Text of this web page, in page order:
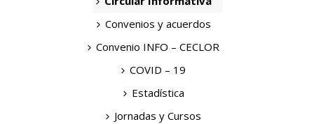
Convenios y acuerdos
Convenio INFO – CECLOR
COVID – 19
Estadística
Jornadas y Cursos